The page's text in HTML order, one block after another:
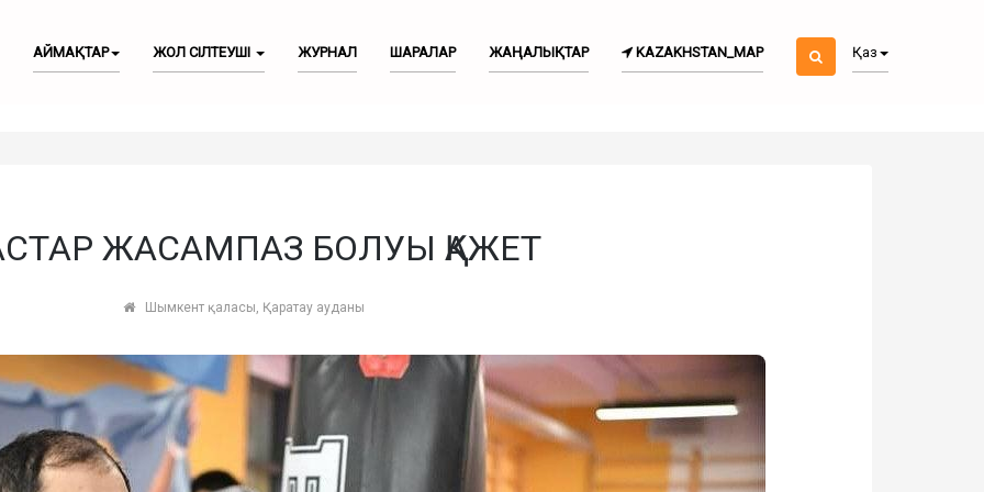
АЙМАҚТАР ЖОЛ СІЛТЕУШІ ЖУРНАЛ ШАРАЛАР ЖАҢАЛЫҚТАР KAZAKHSTAN_MAP Қаз
ЖАСАМПАЗ БОЛУЫ ҚАЖЕТ
Шымкент қаласы, Қаратау ауданы